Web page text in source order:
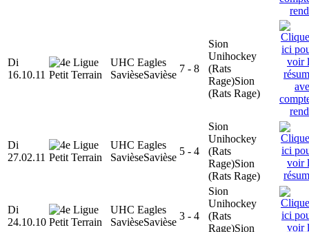
Di
16.10.11
UHC Eagles
SavièseSavièse
7 - 8
Sion
Unihockey
(Rats
Rage)Sion
(Rats Rage)
Di
27.02.11
UHC Eagles
SavièseSavièse
5 - 4
Sion
Unihockey
(Rats
Rage)Sion
(Rats Rage)
Di
24.10.10
UHC Eagles
SavièseSavièse
3 - 4
Sion
Unihockey
(Rats
Rage)Sion